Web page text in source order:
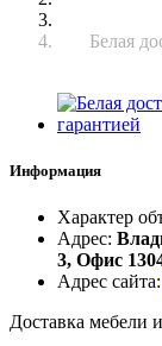
Белая
Информация
Характер
Адрес:
3, Офис
Адрес сайта:
Доставка мебели